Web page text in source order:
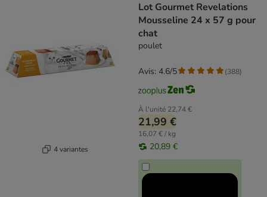
4 variantes
Lot Gourmet Revelations
Mousseline 24 x 57 g pour
chat
poulet
À l'unité 22,74 €
21,99 €
16,07 € / kg
20,89 €
Avis: 4.6/5 (388)